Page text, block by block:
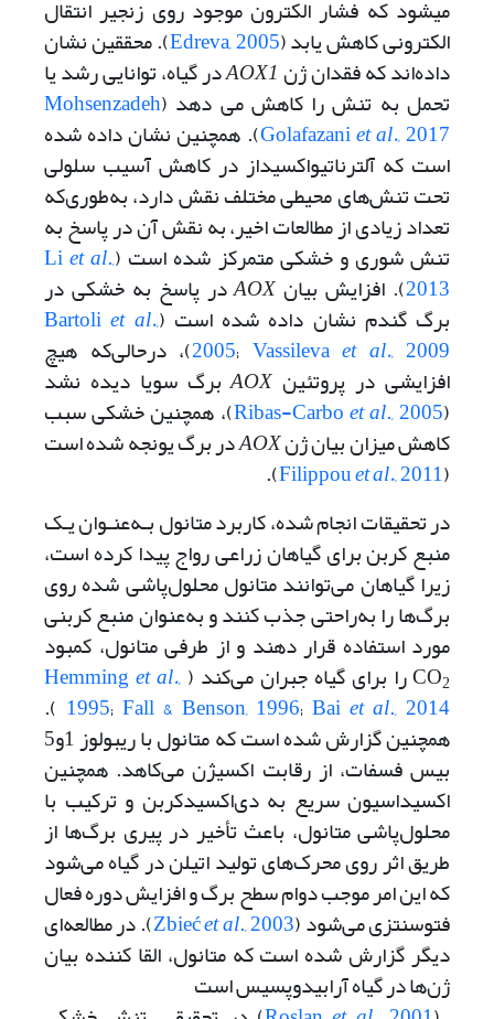
می­شود که فشار الکترون موجود روی زنجیر انتقال
الکترونی کاهش یابد (Edreva, 2005). محققین نشان
داده‌اند که فقدان ژنAOX1در گیاه، توانایی رشد یا
تحمل به تنش را کاهش می دهد (Mohsenzadeh
Golafazaniet al.,2017 ). همچنین نشان داده شده
است که آلترناتیواکسیداز در کاهش آسیب سلولی
تحت تنش‌های محیطی مختلف نقش دارد، به‌طوری‌که
تعداد زیادی از مطالعات اخیر، به نقش آن در پاسخ به
تنش شوری و خشکی متمرکز شده است ( Liet al.,
2013). افزایش بیانAOXدر پاسخ به خشکی در
برگ گندم نشان داده شده است ( Bartoli et al.,
2005; Vassileva et al., 2009 )، درحالی‌که هیچ
افزایشی در پروتئین AOXبرگ سویا دیده نشد
(
Ribas-Carboet al., 2005 )، همچنین خشکی سبب
کاهش میزان بیان ژنAOXدر برگ یونجه شده است
(
Filippouet al.,2011
).
در تحقیقات انجام شده، کاربرد متانول بـه‌عنـوان یـک
منبع کربن برای گیاهان زراعی رواج پیدا کرده است،
زیرا گیاهان می‌توانند متانول محلول‌پاشی شده روی
برگ‌ها را به‌راحتی جذب کنند و به‌عنوان منبع کربنی
مورد استفاده قرار دهند و از طرفی متانول، کمبود
CO2 را برای گیاه جبران می‌کند ( Hemminget al.,
1995; Fall & Benson, 1996;Baiet al., 2014
).
همچنین گزارش شده است که متانول با ریبولوز 1و5
بیس فسفات، از رقابت اکسیژن می‌کاهد. همچنین
اکسیداسیون سریع به دی‌اکسیدکربن و ترکیب با
محلول‌پاشی متانول، باعث تأخیر در پیری برگ‌ها از
طریق اثر روی محرک‌های تولید اتیلن در گیاه می‌شود
که این امر موجب دوام سطح برگ و افزایش دوره فعال
فتوسنتزی می‌شود ( Zbiećet al., 2003 ). در مطالعه‌ای
دیگر گزارش شده است که متانول، القا کننده بیان
ژن‌ها در گیاه آرابیدوپسیس است